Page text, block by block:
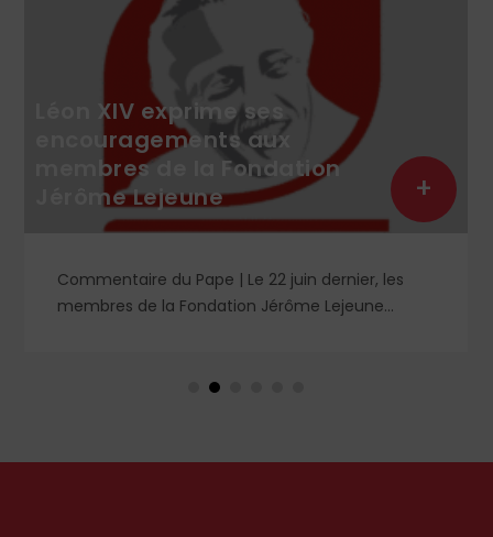
Léon XIV exprime ses
encouragements aux
membres de la Fondation
Jérôme Lejeune
Commentaire du Pape | Le 22 juin dernier, les
membres de la Fondation Jérôme Lejeune
audience par Léon XIV, qui les a remerciés de
+